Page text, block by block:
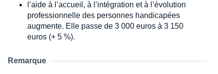
l’aide à l’accueil, à l’intégration et à l’évolution
professionnelle des personnes handicapées
augmente. Elle passe de 3 000 euros à 3 150
euros (+ 5 %).
Remarque